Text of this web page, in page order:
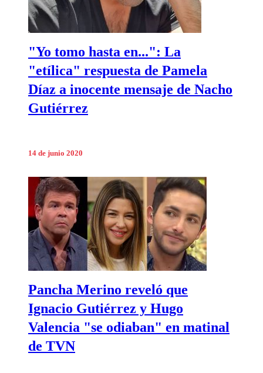
"Yo tomo hasta en...": La
"etílica" respuesta de Pamela
Díaz a inocente mensaje de Nacho
Gutiérrez
14 de junio 2020
Pancha Merino reveló que
Ignacio Gutiérrez y Hugo
Valencia "se odiaban" en matinal
de TVN